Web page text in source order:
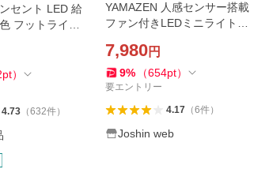
セント LED 給
フットライト
灯 PSE認証 1
pt）
4.73（632件）
YAMAZEN 人感センサー搭載
ファン付きLEDミニライト
C-S60VR 返品種別A
7,980円
9% （654pt）
要エントリー
4.17（6件）
Joshin web